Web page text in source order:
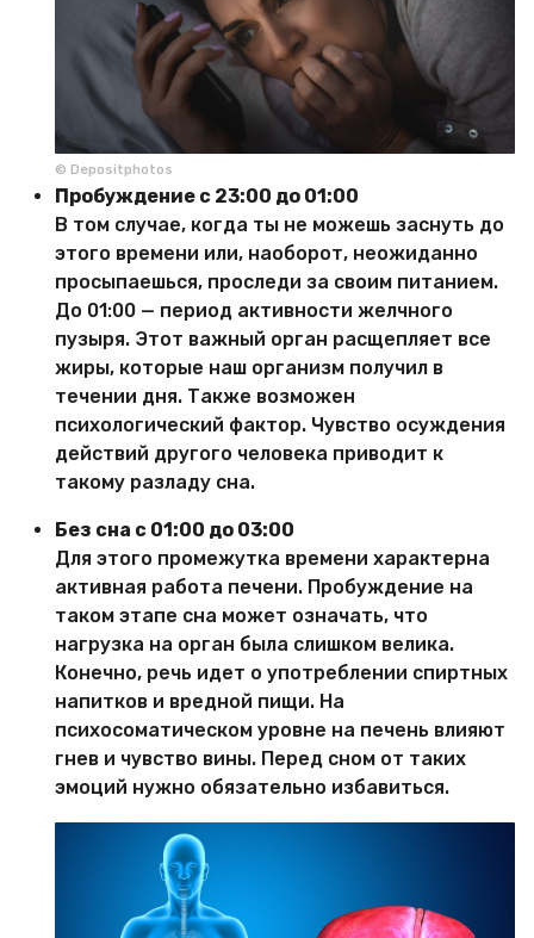
© Depositphotos
Пробуждение с 23:00 до 01:00
В том случае, когда ты не можешь заснуть до
этого времени или, наоборот, неожиданно
просыпаешься, проследи за своим питанием.
До 01:00 — период активности желчного
пузыря. Этот важный орган расщепляет все
жиры, которые наш организм получил в
течении дня. Также возможен
психологический фактор. Чувство осуждения
действий другого человека приводит к
такому разладу сна.
Без сна с 01:00 до 03:00
Для этого промежутка времени характерна
активная работа печени. Пробуждение на
таком этапе сна может означать, что
нагрузка на орган была слишком велика.
Конечно, речь идет о употреблении спиртных
напитков и вредной пищи. На
психосоматическом уровне на печень влияют
гнев и чувство вины. Перед сном от таких
эмоций нужно обязательно избавиться.